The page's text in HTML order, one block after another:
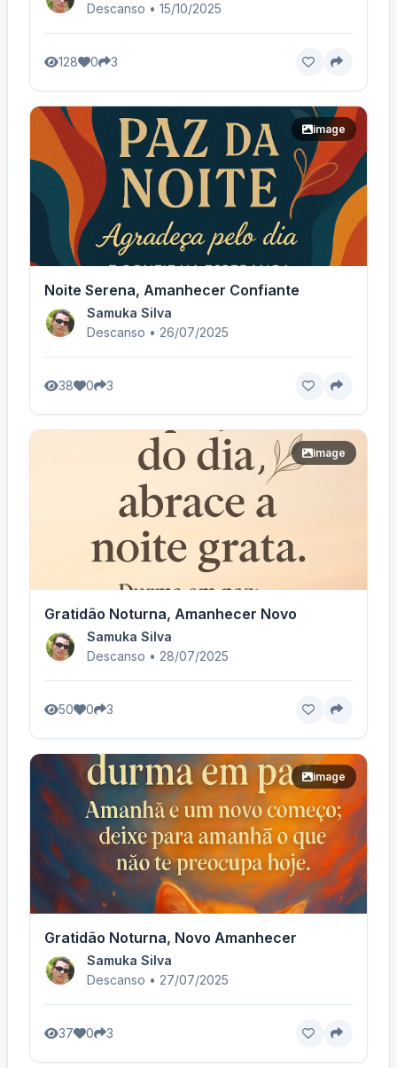
Descanso • 15/10/2025
128 0 3
image
Noite Serena, Amanhecer Confiante
Samuka Silva
Descanso • 26/07/2025
38 0 3
image
Gratidão Noturna, Amanhecer Novo
Samuka Silva
Descanso • 28/07/2025
50 0 3
image
Gratidão Noturna, Novo Amanhecer
Samuka Silva
Descanso • 27/07/2025
37 0 3